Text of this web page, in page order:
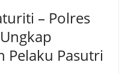
– Polres
Pelaku Pasutri